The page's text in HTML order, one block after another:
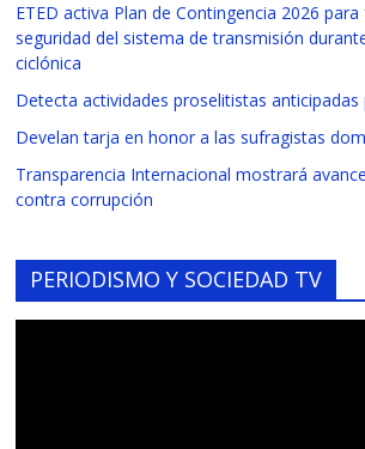
ETED activa Plan de Contingencia 2026
seguridad del sistema de transmisión
ciclónica
Detecta actividades proselitistas anticipadas
Develan tarja en honor a las sufragistas
Transparencia Internacional mostrará
contra corrupción
PERIODISMO Y SOCIEDAD TV